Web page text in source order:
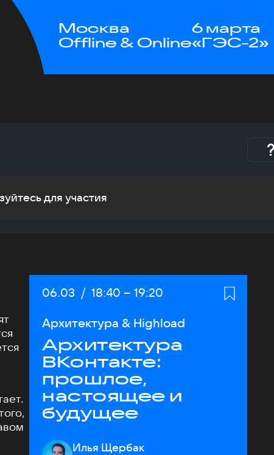
Москва
Offline & Online
6 марта
«ГЭС-2»
для участия
Дата:
06.03 / Начало:
18:40 – Конец:
19:20
Архитектура & Highload
Архитектура
ВКонтакте:
прошлое,
настоящее и
будущее
Илья Щербак